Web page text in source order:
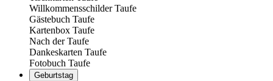
Willkommensschilder Taufe
Gästebuch Taufe
Kartenbox Taufe
Nach der Taufe
Dankeskarten Taufe
Fotobuch Taufe
Geburtstag